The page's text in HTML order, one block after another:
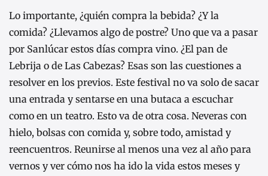
Lo importante, ¿quién compra la bebida? ¿Y la
comida? ¿Llevamos algo de postre? Uno que va a pasar
por Sanlúcar estos días compra vino. ¿El pan de
Lebrija o de Las Cabezas? Esas son las cuestiones a
resolver en los previos. Este festival no va solo de sacar
una entrada y sentarse en una butaca a escuchar
como en un teatro. Esto va de otra cosa. Neveras con
hielo, bolsas con comida y, sobre todo, amistad y
reencuentros. Reunirse al menos una vez al año para
vernos y ver cómo nos ha ido la vida estos meses y